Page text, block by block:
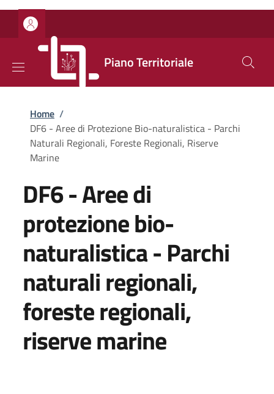
Salta al contenuto principale
Skip to footer content
Piano Territoriale
Briciole di pane
Home /
DF6 - Aree di Protezione Bio-naturalistica - Parchi
Naturali Regionali, Foreste Regionali, Riserve
Marine
DF6 - Aree di
protezione bio-
naturalistica - Parchi
naturali regionali,
foreste regionali,
riserve marine